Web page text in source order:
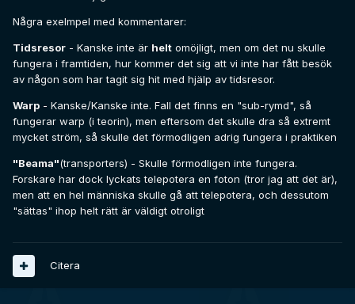
Några exelmpel med kommentarer:
Tidsresor - Kanske inte är helt omöjligt, men om det nu skulle
fungera i framtiden, hur kommer det sig att vi inte har fått besök
av någon som har tagit sig hit med hjälp av tidsresor.
Warp - Kanske/Kanske inte. Fall det finns en "sub-rymd", så
fungerar warp (i teorin), men eftersom det skulle dra så extremt
mycket ström, så skulle det förmodligen adrig fungera i praktiken
"Beama"(transporters) - Skulle förmodligen inte fungera.
Forskare har dock lyckats telepotera en foton (tror jag att det är),
men att en hel människa skulle gå att telepotera, och dessutom
"sättas" ihop helt rätt är väldigt otroligt
Citera